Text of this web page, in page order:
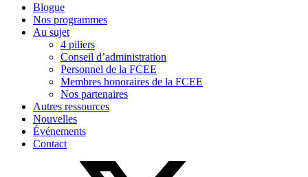
Blogue
Nos programmes
Au sujet
4 piliers
Conseil d’administration
Personnel de la FCEE
Membres honoraires de la FCEE
Nos partenaires
Autres ressources
Nouvelles
Événements
Contact